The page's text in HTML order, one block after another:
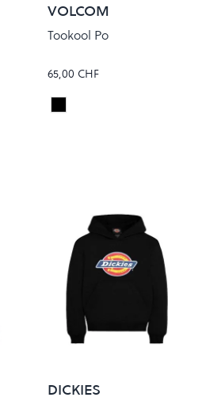
VOLCOM
Tookool Po
65,00 CHF
Colour
RINSED BLACK
DICKIES